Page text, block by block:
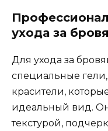
ухода за
Для yхода за
специальные
красители‚
идеальный вид.​
текстурой‚